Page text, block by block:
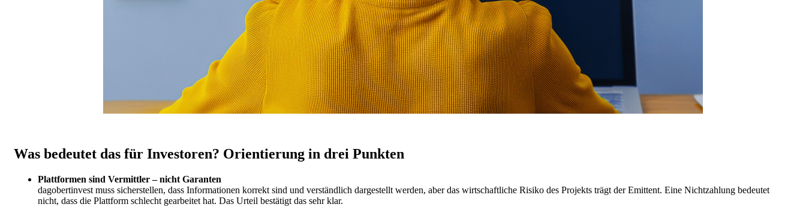
Was bedeutet das für Investoren? Orientierung in drei Punkten
Plattformen sind Vermittler – nicht Garanten
dagobertinvest muss sicherstellen, dass Informationen korrekt sind und verständlich dargestellt werden, aber das wirtschaftliche Risiko des Projekts trägt der Emittent. Eine Nichtzahlung bedeutet
nicht, dass die Plattform schlecht gearbeitet hat. Das Urteil bestätigt das sehr klar.